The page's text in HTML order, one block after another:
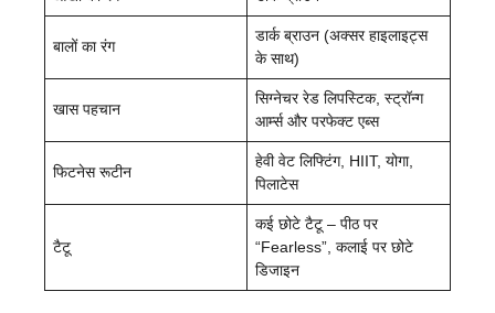
बालों का रंग
डार्क ब्राउन (अक्सर हाइलाइट्स
के साथ)
खास पहचान
सिग्नेचर रेड लिपस्टिक, स्ट्रॉन्ग
आर्म्स और परफेक्ट एब्स
फिटनेस रूटीन
हेवी वेट लिफ्टिंग, HIIT, योगा,
पिलाटेस
टैटू
कई छोटे टैटू – पीठ पर
“Fearless”, कलाई पर छोटे
डिजाइन